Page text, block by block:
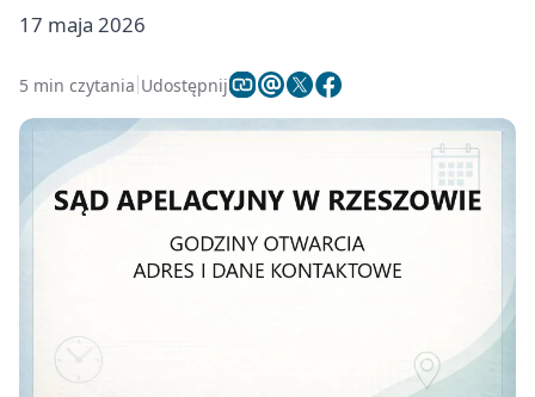
17 maja 2026
5 min czytania Udostępnij